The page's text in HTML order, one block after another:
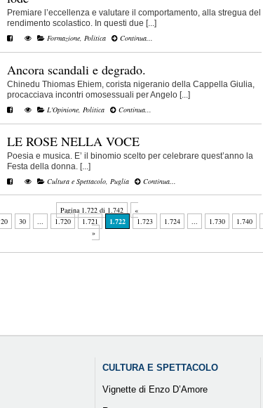
Premiare l’eccellenza e valutare il comportamento, alla stregua del
rendimento scolastico. In questi due [...]
Formazione, Politica Continua...
Ancora scandali e degrado.
Chinedu Thiomas Ehiem, corista nigeranio della Cappella Giulia,
procacciava incontri omosessuali per Angelo [...]
L'Opinione, Politica Continua...
LE ROSE NELLA VOCE
Poesia e musica. E’ il binomio scelto per celebrare quest’anno la
Festa della donna. [...]
Cultura e Spettacolo, Puglia Continua...
Pagina 1.722 di 1.742
«
20 30 ... 1.720 1.721 1.722 1.723 1.724 ... 1.730 1.740
»
CULTURA E SPETTACOLO
Vignette di Enzo D’Amore